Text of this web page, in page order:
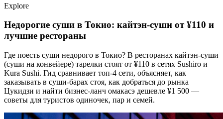
Explore
Недорогие суши в Токио: кайтэн-суши от ¥110 и
лучшие рестораны
Где поесть суши недорого в Токио? В ресторанах кайтэн-суши
(суши на конвейере) тарелки стоят от ¥110 в сетях Sushiro и
Kura Sushi. Гид сравнивает топ-4 сети, объясняет, как
заказывать в суши-барах стоя, как добраться до рынка
Цукидзи и найти бизнес-ланч омакасэ дешевле ¥1 500 —
советы для туристов одиночек, пар и семей.